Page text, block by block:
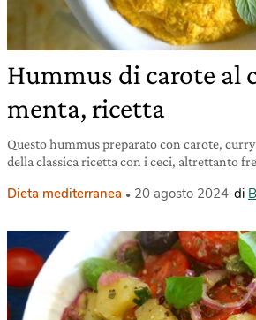
Hummus di carote al
menta, ricetta
Questo hummus preparato con carote,
della classica ricetta con i ceci, altrettanto
Dieta mediterranea 20 agosto 2024 di